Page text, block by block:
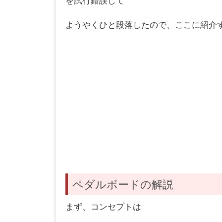
ようやくひと段落したので、ここに紹介
ペダルボードの解説
まず、コンセプトは